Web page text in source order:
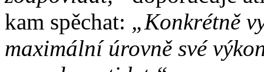
kam spěchat: „Konkrétně
maximální úrovně své